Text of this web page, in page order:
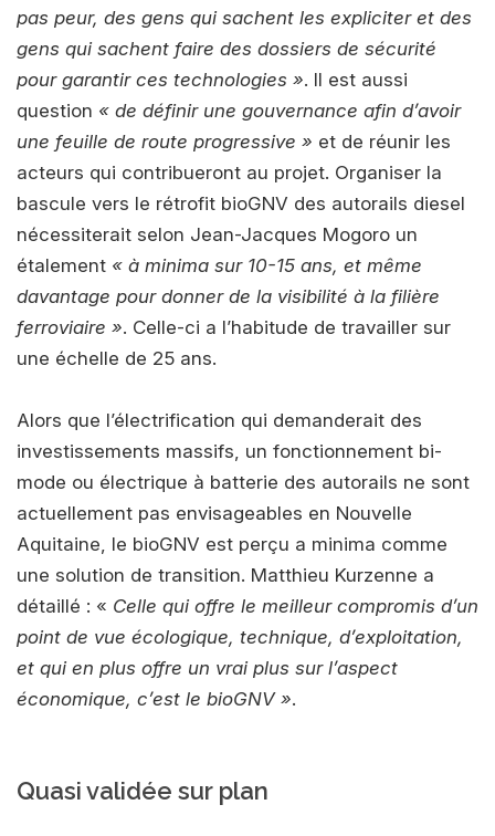
pas peur, des gens qui sachent les expliciter et des
gens qui sachent faire des dossiers de sécurité
pour garantir ces technologies ». Il est aussi
question « de définir une gouvernance afin d’avoir
une feuille de route progressive » et de réunir les
acteurs qui contribueront au projet. Organiser la
bascule vers le rétrofit bioGNV des autorails diesel
nécessiterait selon Jean-Jacques Mogoro un
étalement « à minima sur 10-15 ans, et même
davantage pour donner de la visibilité à la filière
ferroviaire ». Celle-ci a l’habitude de travailler sur
une échelle de 25 ans.
Alors que l’électrification qui demanderait des
investissements massifs, un fonctionnement bi-
mode ou électrique à batterie des autorails ne sont
actuellement pas envisageables en Nouvelle
Aquitaine, le bioGNV est perçu a minima comme
une solution de transition. Matthieu Kurzenne a
détaillé : « Celle qui offre le meilleur compromis d’un
point de vue écologique, technique, d’exploitation,
et qui en plus offre un vrai plus sur l’aspect
économique, c’est le bioGNV ».
Quasi validée sur plan